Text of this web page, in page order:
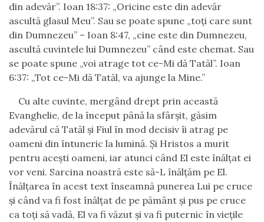
din adevăr”. Ioan 18:37: „Oricine este din adevăr
ascultă glasul Meu”. Sau se poate spune „toţi care sunt
din Dumnezeu” – Ioan 8:47, „cine este din Dumnezeu,
ascultă cuvintele lui Dumnezeu” când este chemat. Sau
se poate spune „voi atrage tot ce-Mi dă Tatăl”. Ioan
6:37: „Tot ce-Mi dă Tatăl, va ajunge la Mine.”
Cu alte cuvinte, mergând drept prin această
Evanghelie, de la început până la sfârşit, găsim
adevărul că Tatăl şi Fiul în mod decisiv îi atrag pe
oameni din întuneric la lumină. Şi Hristos a murit
pentru aceşti oameni, iar atunci când El este înălţat ei
vor veni. Sarcina noastră este să-L înălţăm pe El.
Înălţarea în acest text înseamnă punerea Lui pe cruce
şi când va fi fost înălţat de pe pământ şi pus pe cruce
ca toţi să vadă, El va fi văzut şi va fi puternic în vieţile